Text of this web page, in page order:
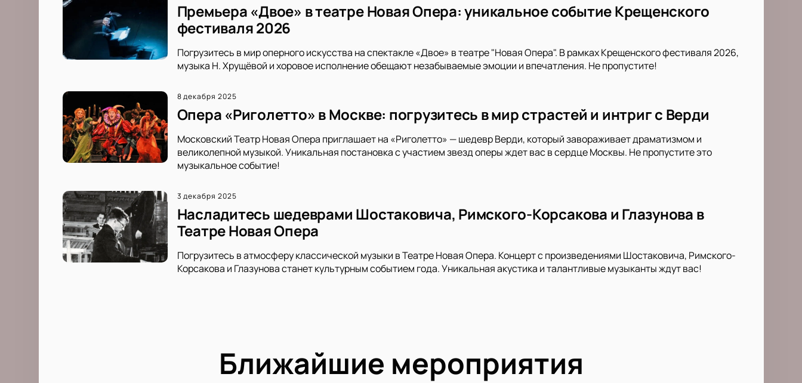
Премьера «Двое» в театре Новая Опера: уникальное событие Крещенского
фестиваля 2026
Погрузитесь в мир оперного искусства на спектакле «Двое» в театре "Новая Опера". В рамках Крещенского фестиваля 2026,
музыка Н. Хрущёвой и хоровое исполнение обещают незабываемые эмоции и впечатления. Не пропустите!
8 декабря 2025
Опера «Риголетто» в Москве: погрузитесь в мир страстей и интриг с Верди
Московский Театр Новая Опера приглашает на «Риголетто» — шедевр Верди, который завораживает драматизмом и
великолепной музыкой. Уникальная постановка с участием звезд оперы ждет вас в сердце Москвы. Не пропустите это
музыкальное событие!
3 декабря 2025
Насладитесь шедеврами Шостаковича, Римского-Корсакова и Глазунова в
Театре Новая Опера
Погрузитесь в атмосферу классической музыки в Театре Новая Опера. Концерт с произведениями Шостаковича, Римского-
Корсакова и Глазунова станет культурным событием года. Уникальная акустика и талантливые музыканты ждут вас!
Ближайшие мероприятия